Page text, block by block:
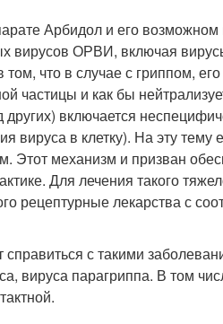
Арбидол и его
вирусов ОРВИ, включая
что в случае с гриппом,
частицы и как бы
включается
вируса в клетку). На эту тему
Этот механизм и призван
Для лечения такого
рецептурные лекарства с
с такими
вируса парагриппа. В том